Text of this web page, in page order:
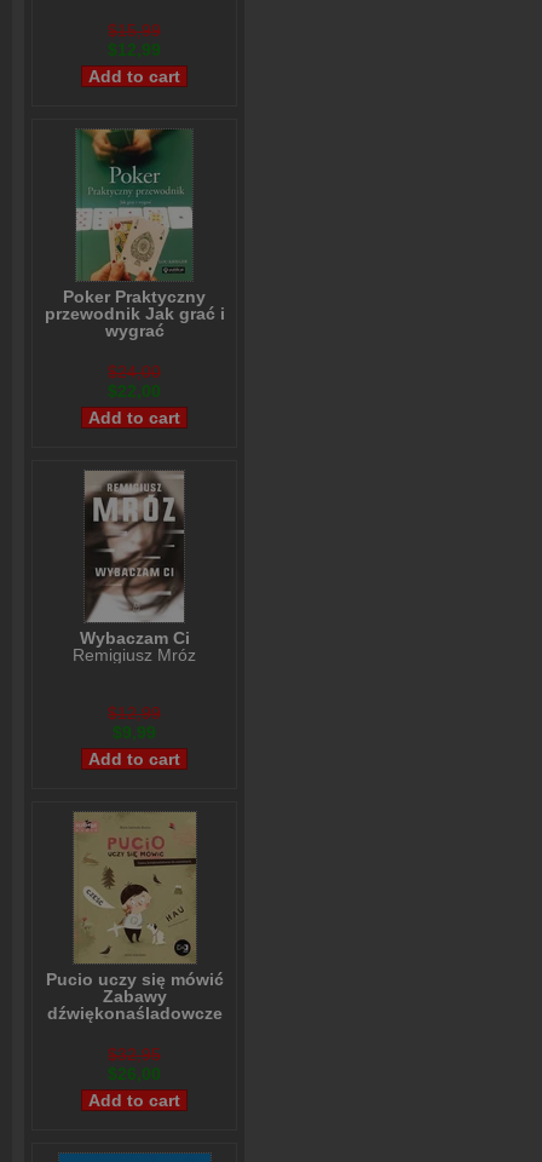
$15,99
$12,99
Poker Praktyczny
przewodnik Jak grać i
wygrać
$24,00
$22,00
Wybaczam Ci
Remigiusz Mróz
$12,99
$9,99
Pucio uczy się mówić
Zabawy
dźwiękonaśladowcze
Marta Galewska-Kustra
$32,95
$26,00